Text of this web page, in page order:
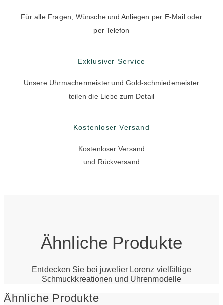
Für alle Fragen, Wünsche und Anliegen per E-Mail oder
per Telefon
Exklusiver Service
Unsere Uhrmachermeister und Gold-schmiedemeister
teilen die Liebe zum Detail
Kostenloser Versand
Kostenloser Versand
und Rückversand
Ähnliche Produkte
Entdecken Sie bei juwelier Lorenz vielfältige
Schmuckkreationen und Uhrenmodelle
Ähnliche Produkte